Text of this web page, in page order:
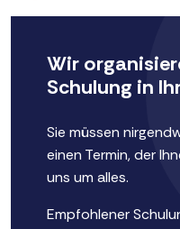
Wir
Schulung in
Sie müssen
einen Termin, der
uns um alles.
Empfohlener